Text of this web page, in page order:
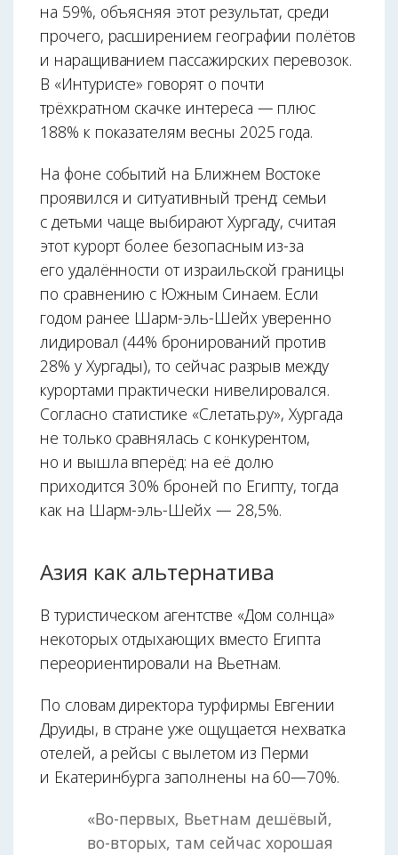
на 59%, объясняя этот результат, среди
прочего, расширением географии полётов
и наращиванием пассажирских перевозок.
В «Интуристе» говорят о почти
трёхкратном скачке интереса — плюс
188% к показателям весны 2025 года.
На фоне событий на Ближнем Востоке
проявился и ситуативный тренд: семьи
с детьми чаще выбирают Хургаду, считая
этот курорт более безопасным из-за
его удалённости от израильской границы
по сравнению с Южным Синаем. Если
годом ранее Шарм-эль-Шейх уверенно
лидировал (44% бронирований против
28% у Хургады), то сейчас разрыв между
курортами практически нивелировался.
Согласно статистике «Слетать.ру», Хургада
не только сравнялась с конкурентом,
но и вышла вперёд: на её долю
приходится 30% броней по Египту, тогда
как на Шарм-эль-Шейх — 28,5%.
Азия как альтернатива
В туристическом агентстве «Дом солнца»
некоторых отдыхающих вместо Египта
пере­ориентировали на Вьетнам.
По словам директора турфирмы Евгении
Друиды, в стране уже ощущается нехватка
отелей, а рейсы с вылетом из Перми
и Екатеринбурга заполнены на 60—70%.
«Во-первых, Вьетнам дешёвый,
во-вторых, там сейчас хорошая